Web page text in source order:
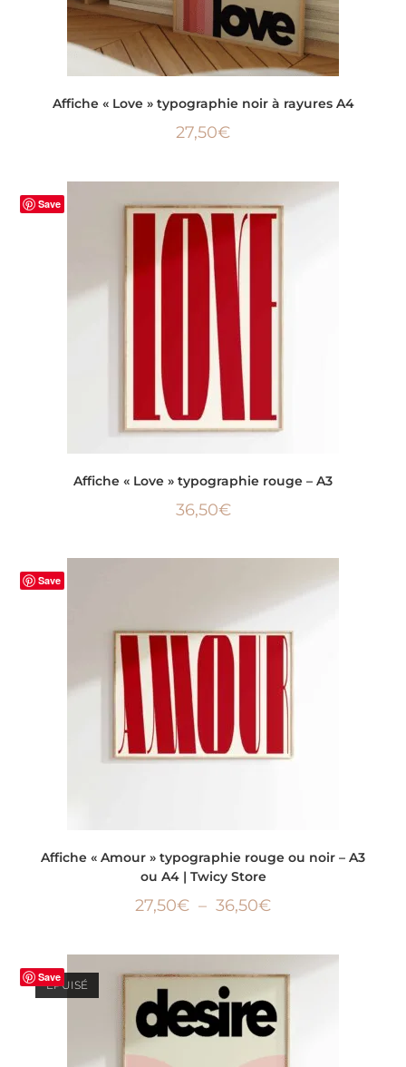
Affiche « Love » typographie noir à rayures A4
27,50€
Save
Affiche « Love » typographie rouge – A3
36,50€
Save
Affiche « Amour » typographie rouge ou noir – A3
ou A4 | Twicy Store
27,50€ – 36,50€
Save
ÉPUISÉ